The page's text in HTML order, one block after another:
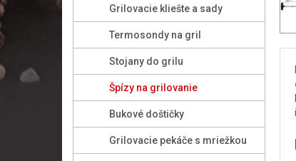
Grilovacie kliešte a sady
Termosondy na gril
Stojany do grilu
Špízy na grilovanie
Bukové doštičky
Grilovacie pekáče s mriežkou